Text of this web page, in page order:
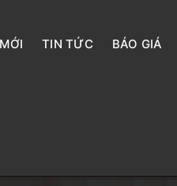
TIN TỨC BÁO GIÁ